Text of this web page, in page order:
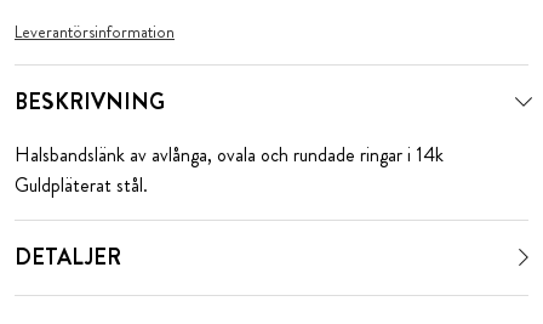
Leverantörsinformation
BESKRIVNING
Halsbandslänk av avlånga, ovala och rundade ringar i 14k
Guldpläterat stål.
DETALJER